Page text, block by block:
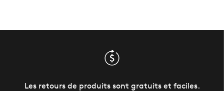
Les retours de produits sont gratuits et faciles.